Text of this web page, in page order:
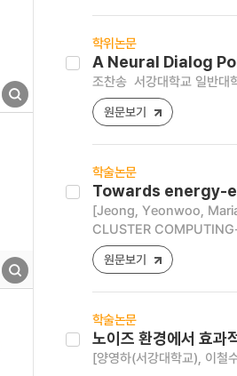
학위논문
A Neural Dialog
조찬송 서강대학교 일반
원문보기
학술논문
Towards energy-
[Jeong, Yeonwoo,
CLUSTER
원문보기
학술논문
노이즈 환경에서 효과
[양영하(서강대학교), 이철